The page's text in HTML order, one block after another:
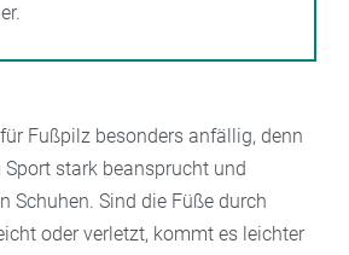
Fußpilz besonders anfällig, denn
stark beansprucht und
Schuhen. Sind die Füße durch
oder verletzt, kommt es leichter